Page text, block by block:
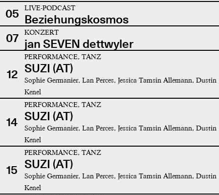
05 LIVE-PODCAST
Beziehungskosmos
07
KONZERT
jan SEVEN dettwyler
12
PERFORMANCE, TANZ
SUZI (AT)
Sophie Germanier, Lan Perces, Jessica Tamsin Allemann, Dustin
Kenel
14
PERFORMANCE, TANZ
SUZI (AT)
Sophie Germanier, Lan Perces, Jessica Tamsin Allemann, Dustin
Kenel
15
PERFORMANCE, TANZ
SUZI (AT)
Sophie Germanier, Lan Perces, Jessica Tamsin Allemann, Dustin
Kenel